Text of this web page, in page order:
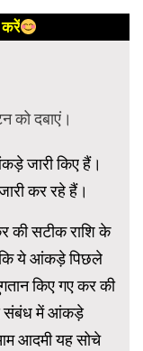
करें
जारी किए हैं।
कर रहे हैं।
की सटीक राशि के
ये आंकड़े पिछले
किए गए कर की
संबंध में आंकड़े
आम आदमी यह सोचे